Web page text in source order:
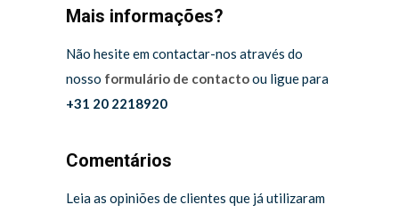
Mais informações?
Não hesite em contactar-nos através do
nosso formulário de contactoou ligue para
+31 20 2218920
Comentários
Leia as opiniões de clientes que já utilizaram